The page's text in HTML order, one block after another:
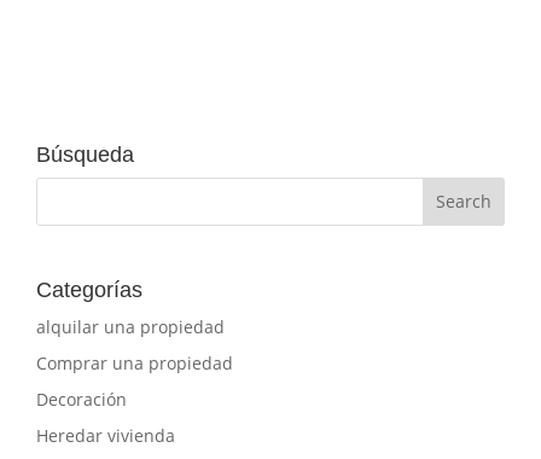
Búsqueda
Categorías
alquilar una propiedad
Comprar una propiedad
Decoración
Heredar vivienda